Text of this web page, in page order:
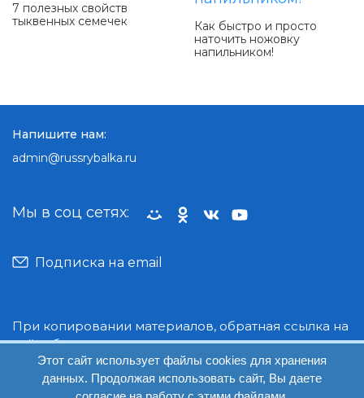
7 полезных свойств
тыквенных семечек
Как быстро и просто
наточить ножовку
напильником!
При копировании материалов, обратная ссылка на
сайт обязательна.
© Руссрыбалка: 2018-2026
Мы в соц сетях:
Подписка на email
Напишите нам:
admin@russrybalka.ru
Этот сайт использует файлы cookies для хранения
данных. Продолжая использовать сайт, Вы даете